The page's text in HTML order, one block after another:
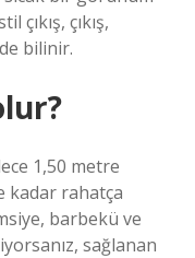
çıkış, çıkış,
bilinir.
1,50 metre
kadar rahatça
barbekü ve
sağlanan